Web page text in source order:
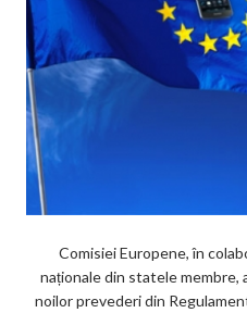
Comisiei Europene, în
naționale din statele membre,
noilor prevederi din